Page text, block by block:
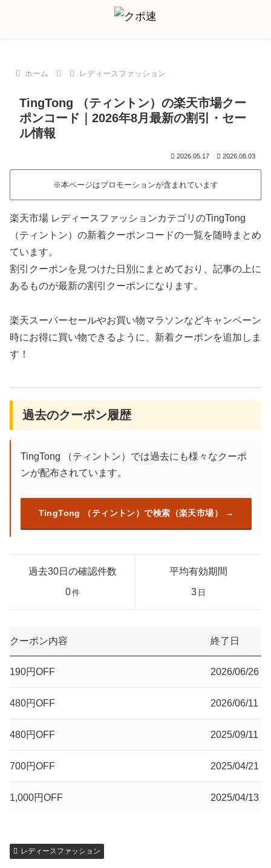
ホーム レディースファッション
TingTong （ティントン）の楽天市場クー
ポンコード｜2026年8月最新の割引・セー
ル情報
2026.05.17 2026.08.03
※本ページはプロモーションが含まれています
楽天市場 レディースファッションカテゴリのTingTong
（ティントン）の新着クーポンコードの一覧を随時まとめ
ています。
割引クーポンを見つけた日別にまとめており、記事の上に
あるものが最新の割引クーポンになります。
楽天スーパーセールやお買い物マラソンなどキャンペーン
時にお得に買い物できるように、新着クーポンを追加しま
す！
過去のクーポン履歴
TingTong （ティントン）では過去にも様々なクーポ
ンが配布されています。
TingTong （ティントン）で検索（楽天市場）
過去30日の確認件数
0件
平均有効期間
3 日
クーポン内容 終了日
190円OFF 2026/06/26
480円OFF 2026/06/11
480円OFF 2025/09/11
700円OFF 2025/04/21
1,000円OFF 2025/04/13
レディースファッション